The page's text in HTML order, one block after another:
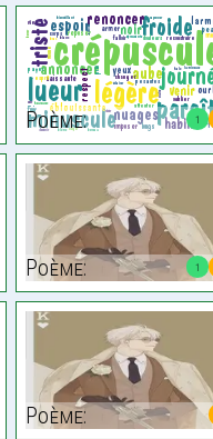
1
Poème:
1
Poème:
Poème: